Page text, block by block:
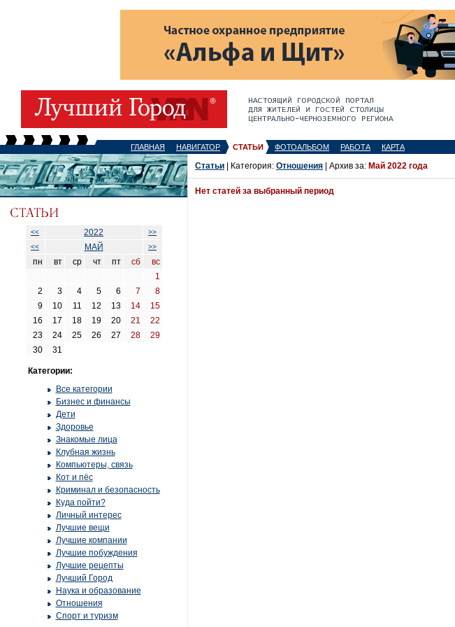
ГЛАВНАЯ НАВИГАТОР СТАТЬИ ФОТОАЛЬБОМ РАБОТА КАРТА
<< 2022
>>
<<
МАЙ >>
пн вт ср чт пт сб
вс
1
2
3 4 5 6 7
8
9
10 11 12 13 14
15
16
17 18 19 20 21
22
23
24 25 26 27 28
29
30
31
Категории:
Все категории
Бизнес и финансы
Дети
Здоровье
Знакомые лица
Клубная жизнь
Компьютеры, связь
Кот и пёс
Криминал и безопасность
Куда пойти?
Личный интерес
Лучшие вещи
Лучшие компании
Лучшие побуждения
Лучшие рецепты
Лучший Город
Наука и образование
Отношения
Спорт и туризм
Статьи | Категория: Отношения | Архив за: Май 2022 года
Нет статей за выбранный период